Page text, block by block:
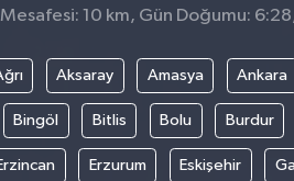
10 km, Gün Doğumu: 6:28,
Aksaray Amasya Ankara
Bingöl Bitlis Bolu Burdur
Erzurum Eskişehir